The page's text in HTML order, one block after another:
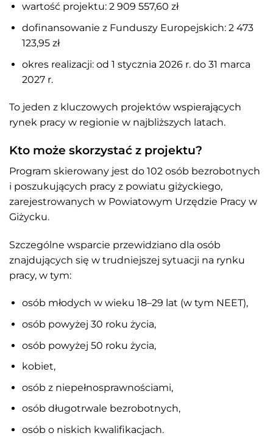
wartość projektu: 2 909 557,60 zł
dofinansowanie z Funduszy Europejskich: 2 473
123,95 zł
okres realizacji: od 1 stycznia 2026 r. do 31 marca
2027 r.
To jeden z kluczowych projektów wspierających
rynek pracy w regionie w najbliższych latach.
Kto może skorzystać z projektu?
Program skierowany jest do 102 osób bezrobotnych
i poszukujących pracy z powiatu giżyckiego,
zarejestrowanych w Powiatowym Urzędzie Pracy w
Giżycku.
Szczególne wsparcie przewidziano dla osób
znajdujących się w trudniejszej sytuacji na rynku
pracy, w tym:
osób młodych w wieku 18–29 lat (w tym NEET),
osób powyżej 30 roku życia,
osób powyżej 50 roku życia,
kobiet,
osób z niepełnosprawnościami,
osób długotrwale bezrobotnych,
osób o niskich kwalifikacjach.